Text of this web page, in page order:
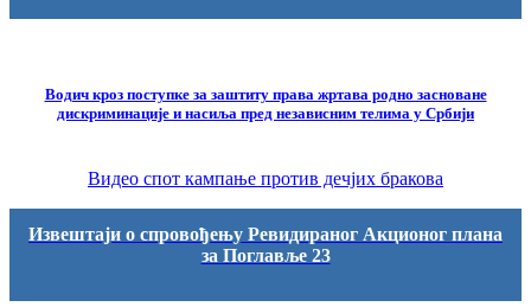
Водич кроз поступке за заштиту права жртава родно засноване
дискриминације и насиља пред независним телима у Србији
Видео спот кампање против дечјих бракова
Извештаји о спровођењу Ревидираног Акционог плана
за Поглавље 23